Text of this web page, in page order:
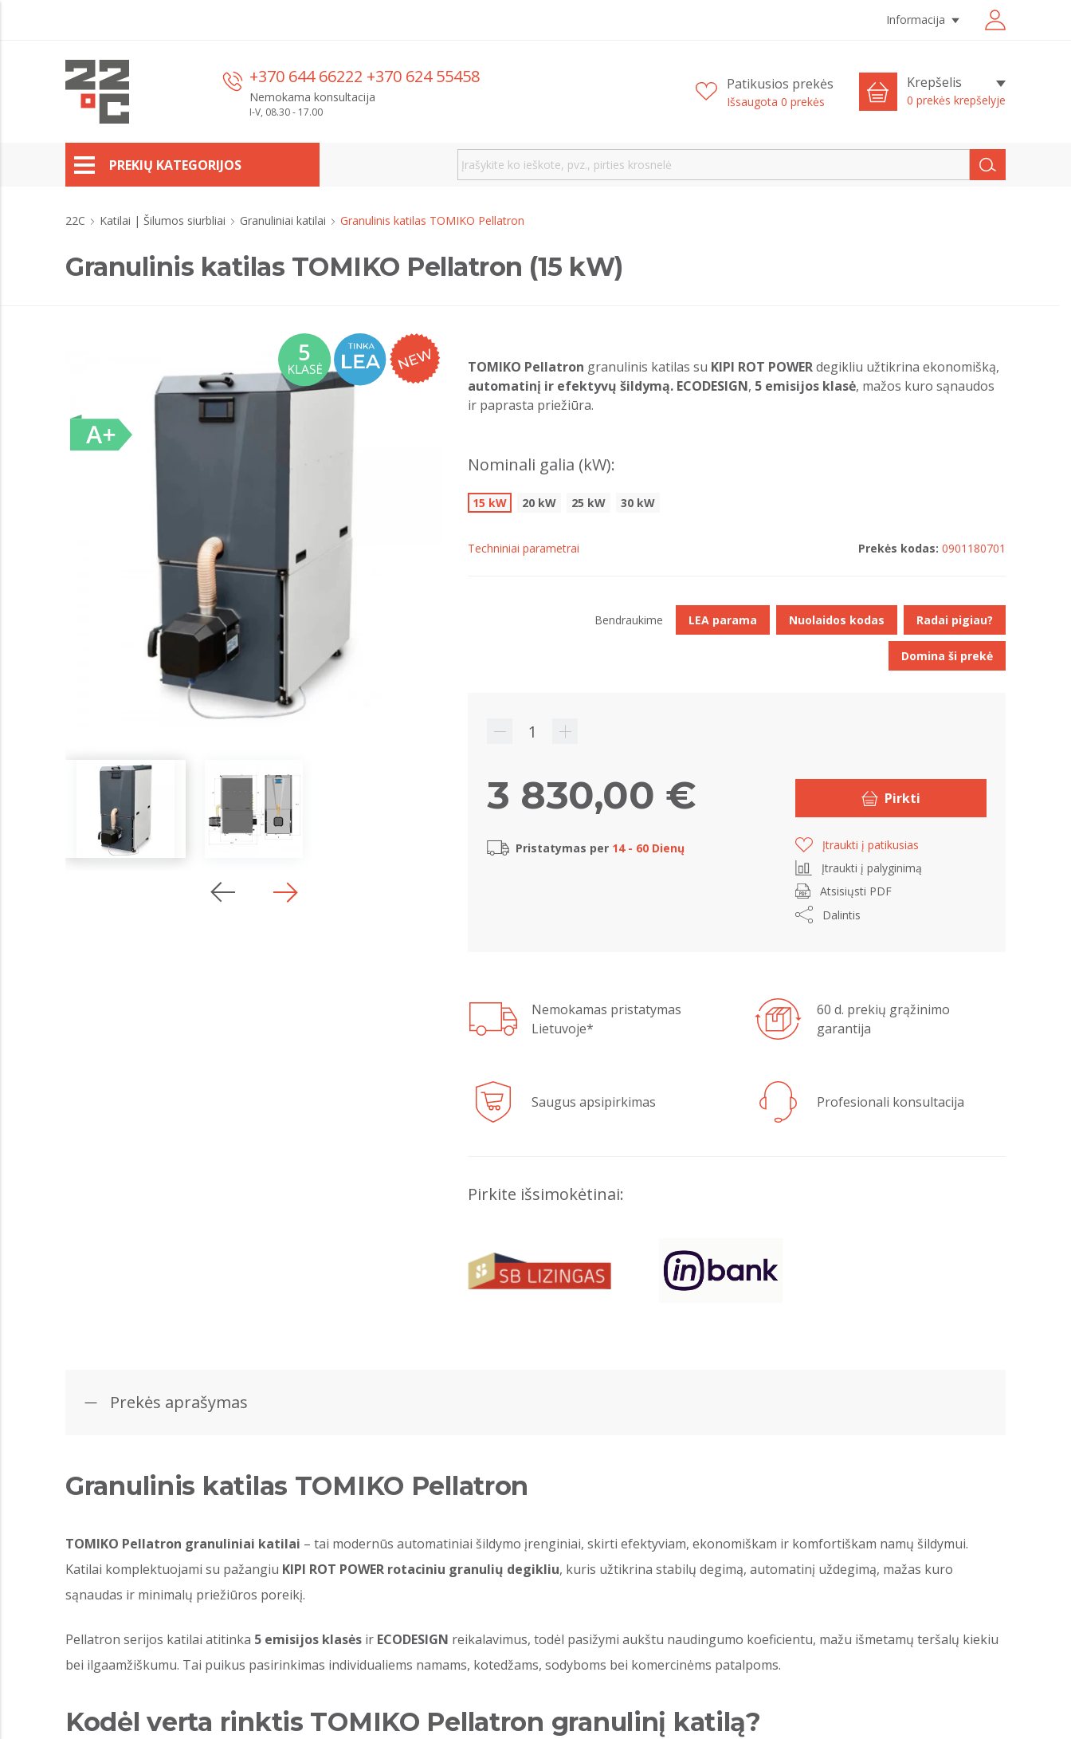
Informacija
+370 644 66222 +370 624 55458
Nemokama konsultacija
I-V, 08.30 - 17.00
Patikusios prekės
Išsaugota 0 prekės
Krepšelis
0 prekės krepšelyje
PREKIŲ KATEGORIJOS
22C Katilai | Šilumos siurbliai Granuliniai katilai Granulinis katilas TOMIKO Pellatron
Granulinis katilas TOMIKO Pellatron (15 kW)
TOMIKO Pellatron granulinis katilas su KIPI ROT POWERdegikliu užtikrina ekonomišką,
automatinį ir efektyvų šildymą. ECODESIGN, 5 emisijos klasė, mažos kuro sąnaudos
ir paprasta priežiūra.
Nominali galia (kW):
15 kW 20 kW 25 kW 30 kW
Techniniai parametrai Prekės kodas: 0901180701
3 830,00 €
Pristatymas per 14 - 60 Dienų
Pirkti
Įtraukti į patikusias
Įtraukti į palyginimą
Atsisiųsti PDF
Dalintis
Nemokamas pristatymas
Lietuvoje*
60 d. prekių grąžinimo
garantija
Saugus apsipirkimas Profesionali konsultacija
Pirkite išsimokėtinai:
Bendraukime LEA parama Nuolaidos kodas Radai pigiau?
Domina ši prekė
Prekės aprašymas
Granulinis katilas TOMIKO Pellatron
TOMIKO Pellatron granuliniai katilai – tai modernūs automatiniai šildymo įrenginiai, skirti efektyviam, ekonomiškam ir komfortiškam namų šildymui.
Katilai komplektuojami su pažangiu KIPI ROT POWER rotaciniu granulių degikliu, kuris užtikrina stabilų degimą, automatinį uždegimą, mažas kuro
sąnaudas ir minimalų priežiūros poreikį.
Pellatron serijos katilai atitinka 5 emisijos klasės ir ECODESIGN reikalavimus, todėl pasižymi aukštu naudingumo koeficientu, mažu išmetamų teršalų kiekiu
bei ilgaamžiškumu. Tai puikus pasirinkimas individualiems namams, kotedžams, sodyboms bei komercinėms patalpoms.
Kodėl verta rinktis TOMIKO Pellatron granulinį katilą?